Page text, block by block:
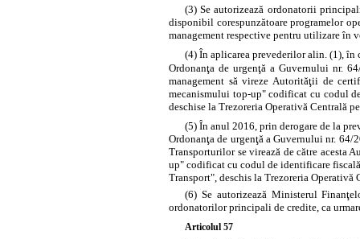
(3) Se autorizează ordonatorii
disponibil corespunzătoare programelor
management respective pentru utilizare în
(4) În aplicarea prevederilor alin. (1),
Ordonanţa de urgenţă a Guvernului nr.
management să vireze Autorităţii de
mecanismului top-up" codificat cu codul
deschise la Trezoreria Operativă Centrală
(5) În anul 2016, prin derogare de la
Ordonanţa de urgenţă a Guvernului nr.
Transporturilor se virează de către acesta
up" codificat cu codul de identificare
Transport", deschis la Trezoreria
(6) Se autorizează Ministerul
ordonatorilor principali de credite, ca
Articolul 57